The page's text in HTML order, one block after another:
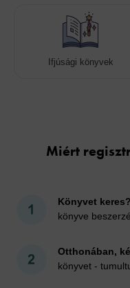
Ifjúsági könyvek
Miért
Könyvet keres?
könyve
Otthonában,
könyvet -